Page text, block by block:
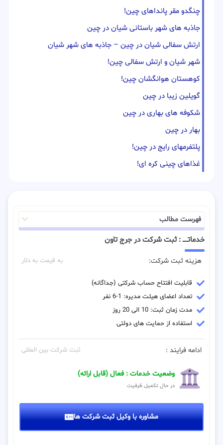
چنگدو مقر پانداهای چین!
جاذبه های شهر باستانی شیان در چین
ارتش سفالی شیان در چین – جاذبه های شهر شیان
شهر شیان و ارتش سفالی چین!
کوهستان هوانگشان چین!
گویلین زیبا در چین
شکوفه های بهاری در چین
بهار در چین
پلتفرمهای رایج در چین!
غذاهای چینی کره ای!
فهرست مطالب
خدماتـــــ : ثبت شرکت در جرج تاون
هزینه ثبت شرکت: به قیمت به دلار
قابلیت افتتاح حساب شرکتی (جداگانه)
تعداد اعضای هیئت مدیره: 1-6 نفر
مدت زمان ثبت: 10 الی 20 روز
استفاده از حمایت های دولتی
ادامه فرایند : ثبت شرکت بین المللی
وضعیت خدمات : فعال (قابل ارائه)
در حال تکمیل ظرفیت
مشاوره با وکیل ثبت شرکت ها